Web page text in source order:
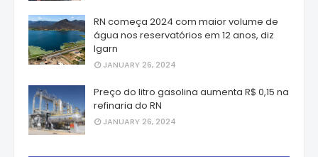
RN começa 2024 com maior volume de
água nos reservatórios em 12 anos, diz
Igarn
JANUARY 26, 2024
Preço do litro gasolina aumenta R$ 0,15 na
refinaria do RN
JANUARY 26, 2024